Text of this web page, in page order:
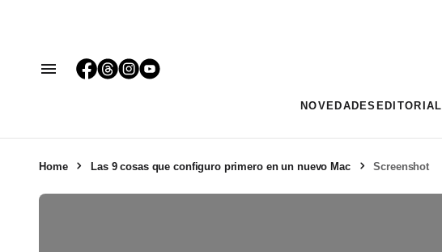
NOVEDADES EDITORIAL
Home Las 9 cosas que configuro primero en un nuevo Mac Screenshot